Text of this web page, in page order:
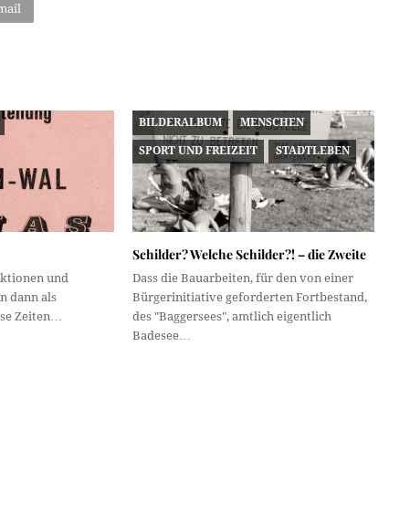
und
dann als
Zeiten…
BILDERALBUM MENSCHEN
SPORT UND FREIZEIT STADTLEBEN
Schilder? Welche Schilder?! – die Zweite
Dass die Bauarbeiten, für den von einer
Bürgerinitiative geforderten Fortbestand,
des "Baggersees", amtlich eigentlich
Badesee…